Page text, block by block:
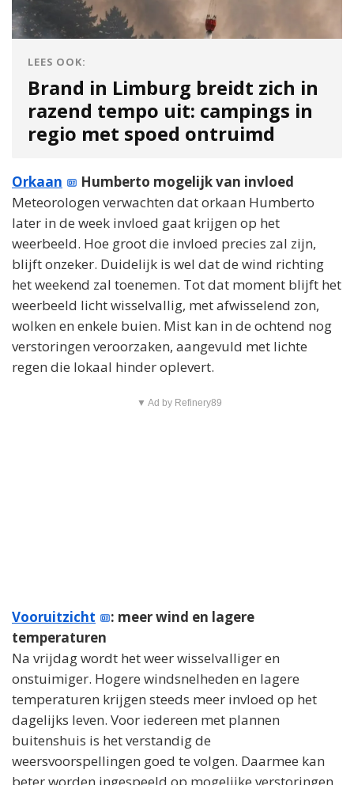
LEES OOK:
Brand in Limburg breidt zich in
razend tempo uit: campings in
regio met spoed ontruimd
Orkaan
Humberto mogelijk van invloed
Meteorologen verwachten dat orkaan Humberto
later in de week invloed gaat krijgen op het
weerbeeld. Hoe groot die invloed precies zal zijn,
blijft onzeker. Duidelijk is wel dat de wind richting
het weekend zal toenemen. Tot dat moment blijft het
weerbeeld licht wisselvallig, met afwisselend zon,
wolken en enkele buien. Mist kan in de ochtend nog
verstoringen veroorzaken, aangevuld met lichte
regen die lokaal hinder oplevert.
▼ Ad by Refinery89
Vooruitzicht
: meer wind en lagere
temperaturen
Na vrijdag wordt het weer wisselvalliger en
onstuimiger. Hogere windsnelheden en lagere
temperaturen krijgen steeds meer invloed op het
dagelijks leven. Voor iedereen met plannen
buitenshuis is het verstandig de
weersvoorspellingen goed te volgen. Daarmee kan
beter worden ingespeeld op mogelijke verstoringen